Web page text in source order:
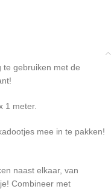
te gebruiken met de
1 meter.
mee in te pakken!
naast elkaar, van
Combineer met